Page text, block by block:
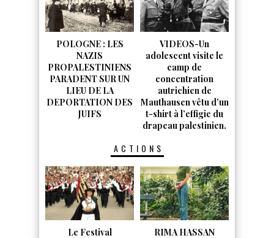
POLOGNE : LES
NAZIS
PROPALESTINIENS
PARADENT SUR UN
LIEU DE LA
DEPORTATION DES
JUIFS
VIDEOS-Un
adolescent visite le
camp de
concentration
autrichien de
Mauthausen vêtu d’un
t-shirt à l’effigie du
drapeau palestinien.
ACTIONS
Le Festival
RIMA HASSAN